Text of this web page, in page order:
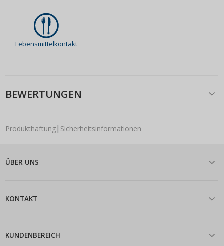
Lebensmittelkontakt
BEWERTUNGEN
Produkthaftung| Sicherheitsinformationen
ÜBER UNS
KONTAKT
KUNDENBEREICH